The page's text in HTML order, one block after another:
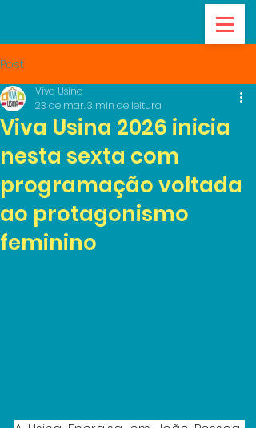
Post
Viva Usina 2026 inicia
nesta sexta com
programação voltada
ao protagonismo
feminino
Viva Usina
23 de mar.3 min de leitura